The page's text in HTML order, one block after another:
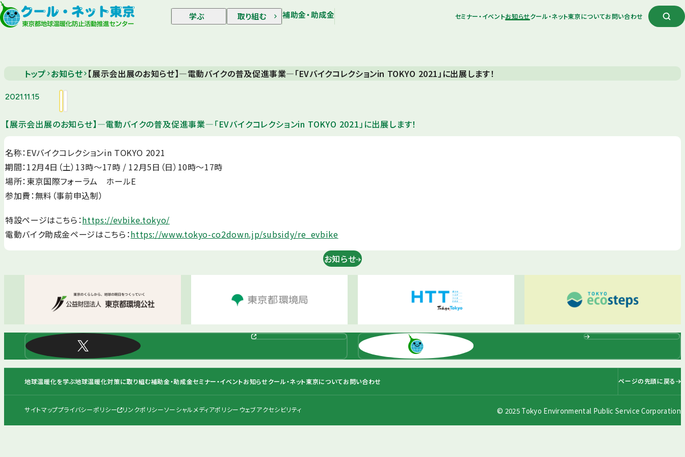
学ぶ 取り組む 補助金・助成金 セミナー・イベントお知らせクール・ネット東京についてお問い合わせ
トップ お知らせ 【展示会出展のお知らせ】―電動バイクの普及促進事業―「EVバイクコレクションin TOKYO 2021」に出展します！
2021.11.15
【展示会出展のお知らせ】―電動バイクの普及促進事業―「EVバイクコレクションin TOKYO 2021」に出展します！
名称：EVバイクコレクションin TOKYO 2021
期間：12月4日（土）13時～17時 / 12月5日（日）10時～17時
場所：東京国際フォーラム ホールE
参加費：無料（事前申込制）
特設ページはこちら：https://evbike.tokyo/
電動バイク助成金ページはこちら：https://www.tokyo-co2down.jp/subsidy/re_evbike
お知らせ
地球温暖化を学ぶ地球温暖化対策に取り組む補助金・助成金セミナー・イベントお知らせクール・ネット東京についてお問い合わせ ページの先頭に戻る
サイトマッププライバシーポリシー リンクポリシーソーシャルメディアポリシー ウェブアクセシビリティ © 2025 Tokyo Environmental Public Service Corporation